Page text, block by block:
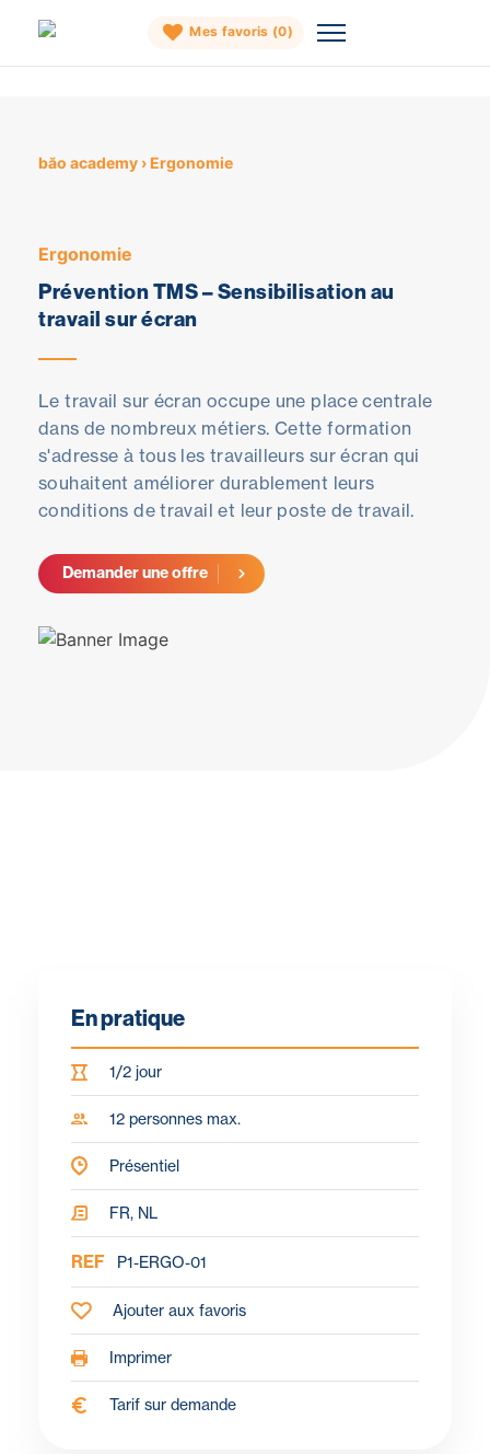
content
Mes favoris (0)
băo academy ›Ergonomie
Ergonomie
Prévention TMS – Sensibilisation au
travail sur écran
Le travail sur écran occupe une place centrale
dans de nombreux métiers. Cette formation
s'adresse à tous les travailleurs sur écran qui
souhaitent améliorer durablement leurs
conditions de travail et leur poste de travail.
Demander une offre
En pratique
1/2 jour
12 personnes max.
Présentiel
FR, NL
REF P1-ERGO-01
Ajouter aux favoris
Imprimer
Tarif sur demande
Pourquoi? Objectifs Pour qui ?